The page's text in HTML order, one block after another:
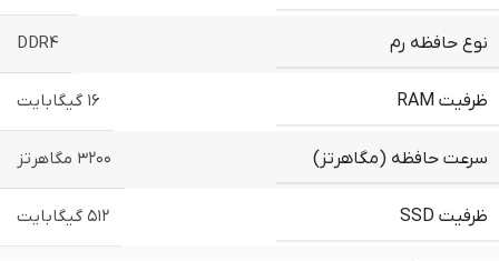
نوع حافظه رم DDR4
ظرفیت RAM ۱۶ گیگابایت
سرعت حافظه (مگاهرتز) ۳۲۰۰ مگاهرتز
ظرفیت SSD ۵۱۲ گیگابایت